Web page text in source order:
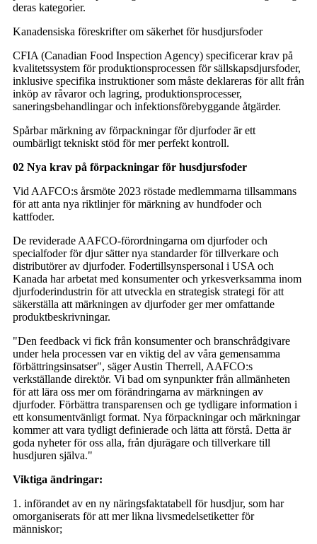
deras kategorier.
Kanadensiska föreskrifter om säkerhet för husdjursfoder
CFIA (Canadian Food Inspection Agency) specificerar krav på
kvalitetssystem för produktionsprocessen för sällskapsdjursfoder,
inklusive specifika instruktioner som måste deklareras för allt från
inköp av råvaror och lagring, produktionsprocesser,
saneringsbehandlingar och infektionsförebyggande åtgärder.
Spårbar märkning av förpackningar för djurfoder är ett
oumbärligt tekniskt stöd för mer perfekt kontroll.
02 Nya krav på förpackningar för husdjursfoder
Vid AAFCO:s årsmöte 2023 röstade medlemmarna tillsammans
för att anta nya riktlinjer för märkning av hundfoder och
kattfoder.
De reviderade AAFCO-förordningarna om djurfoder och
specialfoder för djur sätter nya standarder för tillverkare och
distributörer av djurfoder. Fodertillsynspersonal i USA och
Kanada har arbetat med konsumenter och yrkesverksamma inom
djurfoderindustrin för att utveckla en strategisk strategi för att
säkerställa att märkningen av djurfoder ger mer omfattande
produktbeskrivningar.
"Den feedback vi fick från konsumenter och branschrådgivare
under hela processen var en viktig del av våra gemensamma
förbättringsinsatser", säger Austin Therrell, AAFCO:s
verkställande direktör. Vi bad om synpunkter från allmänheten
för att lära oss mer om förändringarna av märkningen av
djurfoder. Förbättra transparensen och ge tydligare information i
ett konsumentvänligt format. Nya förpackningar och märkningar
kommer att vara tydligt definierade och lätta att förstå. Detta är
goda nyheter för oss alla, från djurägare och tillverkare till
husdjuren själva."
Viktiga ändringar:
1. införandet av en ny näringsfaktatabell för husdjur, som har
omorganiserats för att mer likna livsmedelsetiketter för
människor;